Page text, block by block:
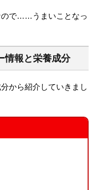
ので……うまいことなっ
情報と栄養成分
から紹介していきまし